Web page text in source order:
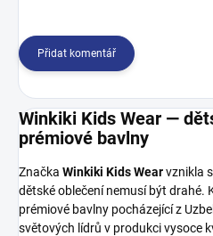
Přidat komentář
Winkiki Kids Wear —
prémiové bavlny
Značka Winkiki Kids Wearvznikla
dětské oblečení nemusí být drahé.
prémiové bavlny pocházející z
světových lídrů v produkci vysoce